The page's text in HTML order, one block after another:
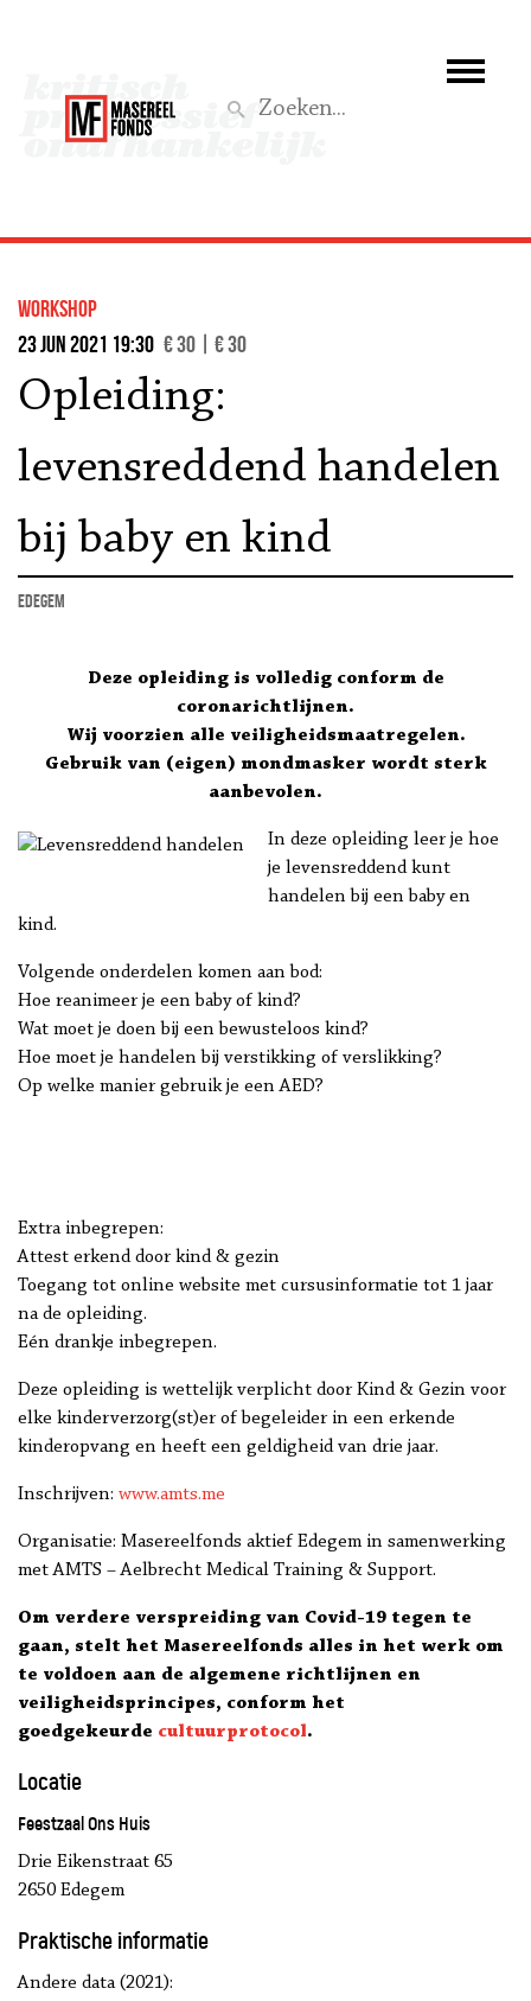
Wat we doen
Steun ons
workshop
23 jun 2021 19:30 € 30 | € 30
Opleiding:
levensreddend handelen
bij baby en kind
Edegem
Deze opleiding is volledig conform de
coronarichtlijnen.
Wij voorzien alle veiligheidsmaatregelen.
Gebruik van (eigen) mondmasker wordt sterk
aanbevolen.
In deze opleiding leer je hoe
je levensreddend kunt
handelen bij een baby en
kind.
Volgende onderdelen komen aan bod:
Hoe reanimeer je een baby of kind?
Wat moet je doen bij een bewusteloos kind?
Hoe moet je handelen bij verstikking of verslikking?
Op welke manier gebruik je een AED?
Extra inbegrepen:
Attest erkend door kind & gezin
Toegang tot online website met cursusinformatie tot 1 jaar
na de opleiding.
Eén drankje inbegrepen.
Deze opleiding is wettelijk verplicht door Kind & Gezin voor
elke kinderverzorg(st)er of begeleider in een erkende
kinderopvang en heeft een geldigheid van drie jaar.
Inschrijven: www.amts.me
Organisatie: Masereelfonds aktief Edegem in samenwerking
met AMTS – Aelbrecht Medical Training & Support.
Om verdere verspreiding van Covid-19 tegen te
gaan, stelt het Masereelfonds alles in het werk om
te voldoen aan de algemene richtlijnen en
veiligheidsprincipes, conform het
goedgekeurde cultuurprotocol.
Locatie
Feestzaal Ons Huis
Drie Eikenstraat 65
2650 Edegem
Praktische informatie
Andere data (2021):